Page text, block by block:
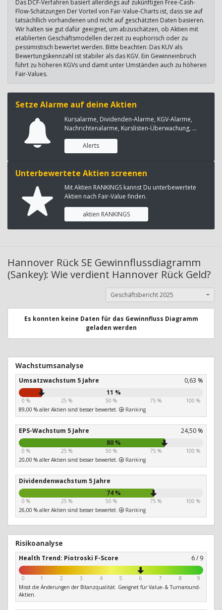
Das DCF-Verfahren basiert allerdings auf zukünftigen Free-Cash-
Flow-Schätzungen Der Vorteil von Fair-Value-Charts ist, dass sie auf
tatsächllich vorhandenen und nicht auf geschätzten Daten basieren.
Wir halten sie gut dafür geeignet, um abzuschätzen, ob Aktien mit
etablierten Geschäftsmodellen derzeit zu euphorisch oder zu
pessimistisch bewertet werden. Bitte beachten: Das KUV als
Bewertungskennzahl ist stabiler als das KGV. Ein Gewinneinbruch
führt zu höheren KGVs und damit unter Umständen auch zu höheren
Fair-Values.
Setze Alarme auf deine Aktien
Kursalarme, Dividenden-Alarme, KGV-Alarme,
Nachrichtenalarme, Kurslisten-Überwachung, ...
Alerts
Unterbewertete Aktien screenen
Mit Aktien RANKINGS kannst Du unterbewertete
Aktien nach Fair-Value finden.
aktien RANKINGS
Hannover Rück SE Gewinnflussdiagramm
(Sankey): Wie verdient Hannover Rück Geld?
Geschäftsbericht 2025
Es konnten keine Daten für das Gewinnfluss Diagramm
geladen werden
Wachstumsanalyse
Umsatzwachstum 5 Jahre
0,63 %
11 %
0 % 25 % 50 % 75 %
100 %
89,00 % aller Aktien sind besser bewertet.
Ranking
EPS-Wachstum 5 Jahre
24,50 %
80 %
0 % 25 % 50 % 75 %
100 %
20,00 % aller Aktien sind besser bewertet.
Ranking
Dividendenwachstum 5 Jahre
74 %
0 % 25 % 50 % 75 %
100 %
26,00 % aller Aktien sind besser bewertet.
Ranking
Risikoanalyse
Health Trend: Piotroski F-Score 6 / 9
0 1 2 3 4 5 6 7 8
9
Misst die Änderungen der Bilanzqualität. Geeignet für Value- & Turnaround-
Aktien.